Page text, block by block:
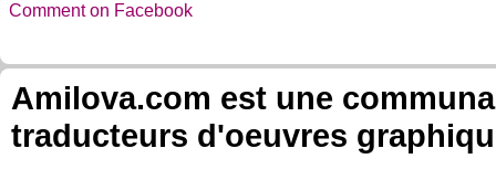
Comment on Facebook
Amilova.com est une
traducteurs d'oeuvres